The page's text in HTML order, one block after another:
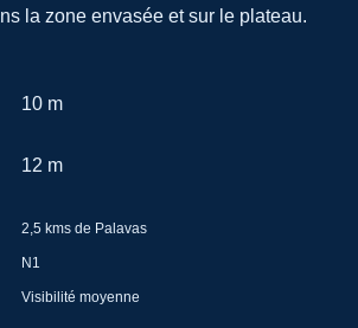
la zone envasée et sur le plateau.
10 m
12 m
2,5 kms de Palavas
N1
Visibilité moyenne